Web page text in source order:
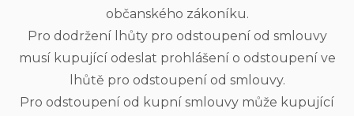
občanského zákoníku.
Pro dodržení lhůty pro odstoupení od smlouvy
musí kupující odeslat prohlášení o odstoupení ve
lhůtě pro odstoupení od smlouvy.
Pro odstoupení od kupní smlouvy může kupující